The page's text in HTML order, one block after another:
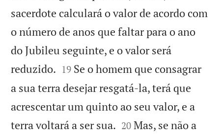
sacerdote calculará o valor de acordo com
o número de anos que faltar para o ano
do Jubileu seguinte, e o valor será
reduzido. 

19 Se o homem que consagrar
a sua terra desejar resgatá-la, terá que
acrescentar um quinto ao seu valor, e a
terra voltará a ser sua. 

20 Mas, se não a